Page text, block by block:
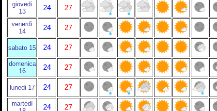
giovedi
13
24 27
venerdì
14
24 27
sabato 15 24 27
domenica
16
24 27
lunedi 17 24 27
martedì
24
27